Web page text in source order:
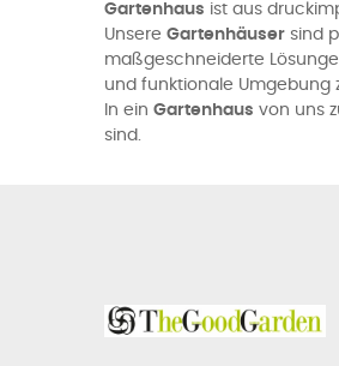
Gartenhaus ist aus
Unsere Gartenhäuser sind
maßgeschneiderte
und funktionale Umgebung
In ein Gartenhaus von uns
sind.